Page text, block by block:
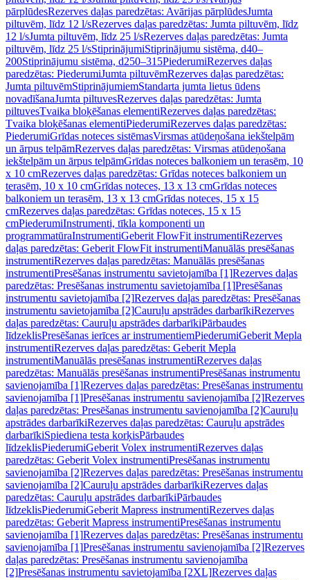
pārplūdesRezerves daļas paredzētas: Avārijas pārplūdesJumta
piltuvēm, līdz 12 l/sRezerves daļas paredzētas: Jumta piltuvēm, līdz
12 l/sJumta piltuvēm, līdz 25 l/sRezerves daļas paredzētas: Jumta
piltuvēm, līdz 25 l/sStiprinājumiStiprinājumu sistēma, d40–
200Stiprinājumu sistēma, d250–315PiederumiRezerves daļas
paredzētas: PiederumiJumta piltuvēmRezerves daļas paredzētas:
Jumta piltuvēmStiprinājumiemStandarta jumta lietus ūdens
novadīšanaJumta piltuvesRezerves daļas paredzētas: Jumta
piltuvesTvaika bloķēšanas elementiRezerves daļas paredzētas:
Tvaika bloķēšanas elementiPiederumiRezerves daļas paredzētas:
PiederumiGrīdas noteces sistēmasVirsmas atūdeņošana iekštelpām
un ārpus telpāmRezerves daļas paredzētas: Virsmas atūdeņošana
iekštelpām un ārpus telpāmGrīdas noteces balkoniem un terasēm, 10
x 10 cmRezerves daļas paredzētas: Grīdas noteces balkoniem un
terasēm, 10 x 10 cmGrīdas noteces, 13 x 13 cmGrīdas noteces
balkoniem un terasēm, 13 x 13 cmGrīdas noteces, 15 x 15
cmRezerves daļas paredzētas: Grīdas noteces, 15 x 15
cmPiederumiInstrumenti, tīkla komponenti un
programmatūraInstrumentiGeberit FlowFit instrumentiRezerves
daļas paredzētas: Geberit FlowFit instrumentiManuālās presēšanas
instrumentiRezerves daļas paredzētas: Manuālās presēšanas
instrumentiPresēšanas instrumentu savietojamība [1]Rezerves daļas
paredzētas: Presēšanas instrumentu savietojamība [1]Presēšanas
instrumentu savietojamība [2]Rezerves daļas paredzētas: Presēšanas
instrumentu savietojamība [2]Cauruļu apstrādes darbarīkiRezerves
daļas paredzētas: Cauruļu apstrādes darbarīkiPārbaudes
līdzeklisPresēšanas ierīces ar instrumentiemPiederumiGeberit Mepla
instrumentiRezerves daļas paredzētas: Geberit Mepla
instrumentiManuālās presēšanas instrumentiRezerves daļas
paredzētas: Manuālās presēšanas instrumentiPresēšanas instrumentu
savienojamība [1]Rezerves daļas paredzētas: Presēšanas instrumentu
savienojamība [1]Presēšanas instrumentu savienojamība [2]Rezerves
daļas paredzētas: Presēšanas instrumentu savienojamība [2]Cauruļu
apstrādes darbarīkiRezerves daļas paredzētas: Cauruļu apstrādes
darbarīkiSpiediena testa korķisPārbaudes
līdzeklisPiederumiGeberit Volex instrumentiRezerves daļas
paredzētas: Geberit Volex instrumentiPresēšanas instrumentu
savienojamība [2]Rezerves daļas paredzētas: Presēšanas instrumentu
savienojamība [2]Cauruļu apstrādes darbarīkiRezerves daļas
paredzētas: Cauruļu apstrādes darbarīkiPārbaudes
līdzeklisPiederumiGeberit Mapress instrumentiRezerves daļas
paredzētas: Geberit Mapress instrumentiPresēšanas instrumentu
savienojamība [1]Rezerves daļas paredzētas: Presēšanas instrumentu
savienojamība [1]Presēšanas instrumentu savienojamība [2]Rezerves
daļas paredzētas: Presēšanas instrumentu savienojamība
[2]Presēšanas instrumentu savietojamība [2XL]Rezerves daļas